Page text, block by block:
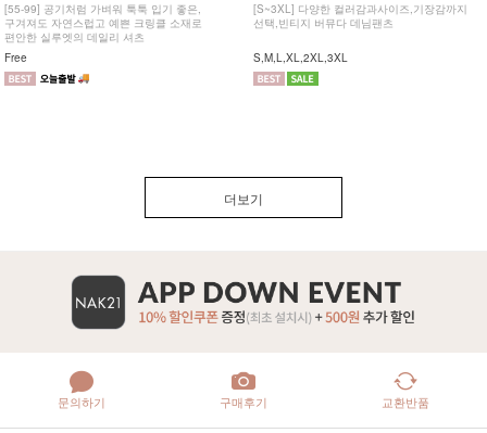
[55-99] 공기처럼 가벼워 툭툭 입기 좋은,
구겨져도 자연스럽고 예쁜 크링클 소재로
편안한 실루엣의 데일리 셔츠
Free
[S~3XL] 다양한 컬러감과사이즈,기장감까지
선택,빈티지 버뮤다 데님팬츠
S,M,L,XL,2XL,3XL
더보기
문의하기 구매후기 교환반품